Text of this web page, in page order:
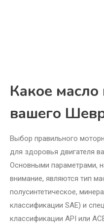
Какое
вашего
Выбор правильного
для здоровья двигателя
Основными параметрами,
внимание, являются тип
полусинтетическое,
классификации SAE) и
классификации API или